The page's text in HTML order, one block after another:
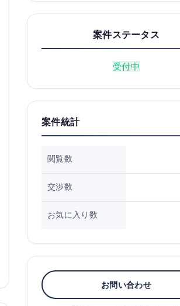
案件ステータス
受付中
案件統計
閲覧数
交渉数
お気に入り数
お問い合わせ